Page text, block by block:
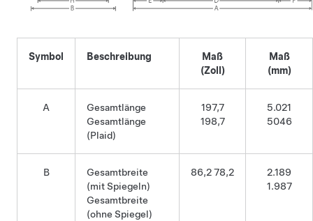
Symbol Beschreibung
Maß
(Zoll)
Maß
(mm)
A
Gesamtlänge
Gesamtlänge
(Plaid)
197,7
198,7
5.021
5046
B
Gesamtbreite
(mit Spiegeln)
Gesamtbreite
(ohne Spiegel)
86,2 78,2
2.189
1.987